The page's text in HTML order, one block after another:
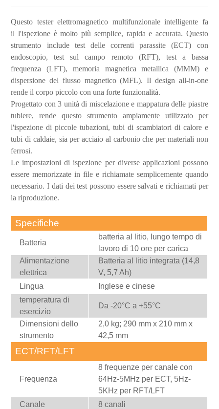
Questo tester elettromagnetico multifunzionale intelligente fa
il l'ispezione è molto più semplice, rapida e accurata. Questo
strumento include test delle correnti parassite (ECT) con
endoscopio, test sul campo remoto (RFT), test a bassa
frequenza (LFT), memoria magnetica metallica (MMM) e
dispersione del flusso magnetico (MFL). Il design all-in-one
rende il corpo piccolo con una forte funzionalità.
Progettato con 3 unità di miscelazione e mappatura delle piastre
tubiere, rende questo strumento ampiamente utilizzato per
l'ispezione di piccole tubazioni, tubi di scambiatori di calore e
tubi di caldaie, sia per acciaio al carbonio che per materiali non
ferrosi.
Le impostazioni di ispezione per diverse applicazioni possono
essere memorizzate in file e richiamate semplicemente quando
necessario. I dati dei test possono essere salvati e richiamati per
la riproduzione.
Specifiche
Batteria
batteria al litio, lungo tempo di
lavoro di 10 ore per carica
Alimentazione
elettrica
Batteria al litio integrata (14,8
V, 5,7 Ah)
Lingua
Inglese e cinese
temperatura di
esercizio
Da -20°C a +55°C
Dimensioni dello
strumento
2,0 kg; 290 mm x 210 mm x
42,5 mm
ECT/RFT/LFT
Frequenza
8 frequenze per canale con
64Hz-5MHz per ECT, 5Hz-
5KHz per RFT/LFT
Canale
8 canali